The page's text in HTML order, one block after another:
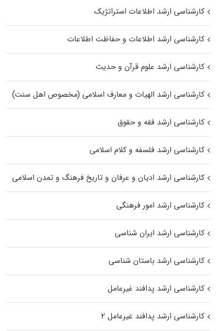
کارشناسی ارشد اطلاعات استراتژیک
کارشناسی ارشد اطلاعات و حفاظت اطلاعات
کارشناسی ارشد علوم قرآن و حدیث
کارشناسی ارشد الهیات و معارف اسلامی (مخصوص اهل سنت)
کارشناسی ارشد فقه و حقوق
کارشناسی ارشد فلسفه و کلام اسلامی
کارشناسی ارشد ادیان و عرفان و تاریخ فرهنگ و تمدن اسلامی
کارشناسی ارشد امور فرهنگی
کارشناسی ارشد ایران شناسی
کارشناسی ارشد باستان شناسی
کارشناسی ارشد پدافند غیرعامل
کارشناسی ارشد پدافند غیرعامل ۲